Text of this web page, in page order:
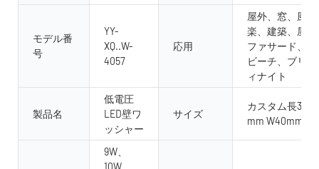
モデル番
号
YY-
XQ..W-
4057
応用
屋外、窓、風
楽、建築、屋
ファサード、
ビーチ、ブリ
ィナイト
製品名
低電圧
LED壁ワ
ッシャー
サイズ
カスタム長
mm W40mm
9W、
10W、